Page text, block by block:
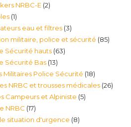
produits
NRBC-E 22
11
produit
eau et filtres 33
produits
militaire, police et sécurité 8585
Sécurité hauts 6363
Sécurité Bas 1313
produits
Militaires Police Sécurité 1818
produits
NRBC et trousses médicales 2626
Campeurs et Alpiniste 55
NRBC 1717
produits
situation d'urgence 88